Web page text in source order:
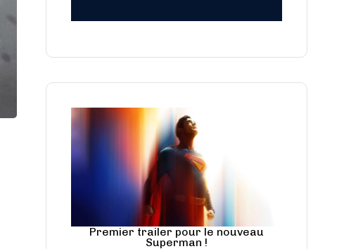
Premier trailer pour le nouveau
Superman !